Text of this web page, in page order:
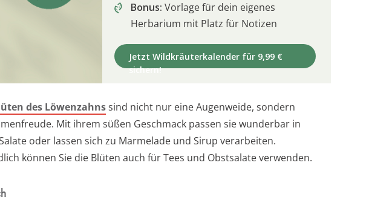
Bonus: Vorlage für dein eigenes
Herbarium mit Platz für Notizen
Jetzt Wildkräuterkalender für 9,99 €
sichern!
des Löwenzahnssind nicht nur eine Augenweide, sondern
Mit ihrem süßen Geschmack passen sie wunderbar in
oder lassen sich zu Marmelade und Sirup verarbeiten.
können Sie die Blüten auch für Tees und Obstsalate verwenden.